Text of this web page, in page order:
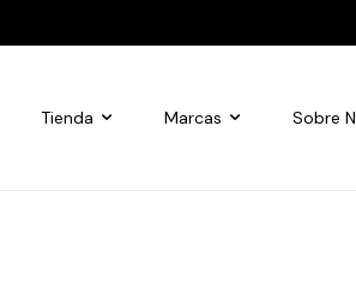
Tienda Marcas Sobre